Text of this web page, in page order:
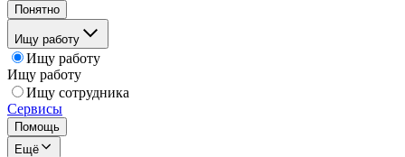
Понятно
Ищу работу
Ищу работу
Ищу работу
Ищу сотрудника
Сервисы
Помощь
Ещё